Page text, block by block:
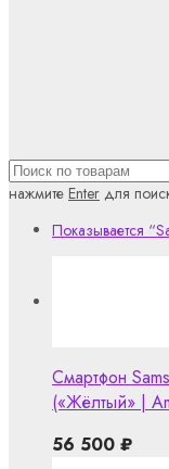
нажмите Enter для
Показывается
Смартфон
(«Жёлтый» |
56 500 ₽